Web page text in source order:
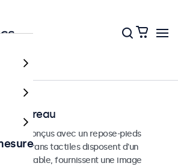
bureau
conçus avec un repose-pieds
écrans tactiles disposent d'un
et stable, fournissent une image